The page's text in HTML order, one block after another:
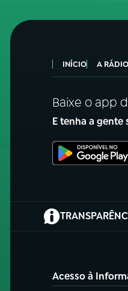
INÍCIO A RÁDIO
Baixe o app
E tenha a
(abre em nova
Acesso à